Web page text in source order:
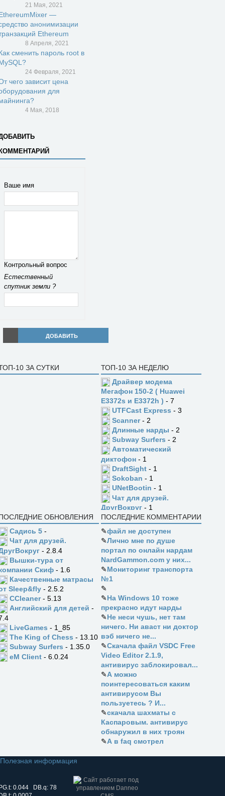
21 Мая, 2021
—
анонимизации
Ethereum
8 Апреля, 2021
сменить пароль root в
24 Февраля, 2021
чего зависит цена
для
4 Мая, 2018
Ваше имя
Контрольный вопрос
Естественный
спутник земли ?
ДОБАВИТЬ
10 ЗА СУТКИ
ТОП-10 ЗА НЕДЕЛЮ
Драйвер модема
Мегафон 150-2 ( Huawei
E3372s и E3372h ) - 7
UTFCast Express - 3
Scanner- 2
Длинные нарды - 2
Subway Surfers - 2
Автоматический
диктофон - 1
DraftSight - 1
Sokoban - 1
UNetBootin - 1
Чат для друзей.
ДругВокруг - 1
ОБНОВЛЕНИЯ
Садись 5 -
Чат для друзей.
- 2.8.4
Вышки-тура от
Скиф - 1.6
Качественные матрасы
Sleep&fly - 2.5.2
CCleaner- 5.13
Английский для детей -
LiveGames - 1_85
The King of Chess - 13.10
Subway Surfers - 1.35.0
eM Client - 6.0.24
ПОСЛЕДНИЕ КОММЕНТАРИИ
✎файл не доступен
✎Лично мне по душе
портал по онлайн нардам
NardGammon.com у них...
✎Мониторинг транспорта
№1
✎
✎На Windows 10 тоже
прекрасно идут нарды
✎Не неси чушь, нет там
ничего. Ни аваст ни доктор
вэб ничего не...
✎Скачала файл VSDC Free
Video Editor 2.1.9,
антивирус заблокировал...
✎А можно
поинтересоваться каким
антивирусом Вы
пользуетесь ? И...
✎скачала шахматы с
Каспаровым. антивирус
обнаружил в них троян
✎А в faq смотрел
Полезная информация
0.044 DB.q: 78